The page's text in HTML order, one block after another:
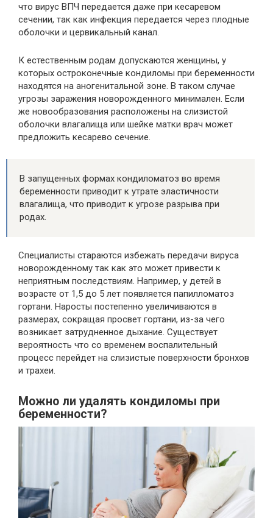
что вирус ВПЧ передается даже при кесаревом
сечении, так как инфекция передается через плодные
оболочки и цервикальный канал.
К естественным родам допускаются женщины, у
которых остроконечные кондиломы при беременности
находятся на аногенитальной зоне. В таком случае
угрозы заражения новорожденного минимален. Если
же новообразования расположены на слизистой
оболочки влагалища или шейке матки врач может
предложить кесарево сечение.
В запущенных формах кондиломатоз во время
беременности приводит к утрате эластичности
влагалища, что приводит к угрозе разрыва при
родах.
Специалисты стараются избежать передачи вируса
новорожденному так как это может привести к
неприятным последствиям. Например, у детей в
возрасте от 1,5 до 5 лет появляется папилломатоз
гортани. Наросты постепенно увеличиваются в
размерах, сокращая просвет гортани, из-за чего
возникает затрудненное дыхание. Существует
вероятность что со временем воспалительный
процесс перейдет на слизистые поверхности бронхов
и трахеи.
Можно ли удалять кондиломы при
беременности?